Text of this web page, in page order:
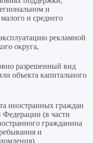
и
и среднего
рекламной
округа,
разрешенный вид
объекта капитального
иностранных граждан
Федерации (в части
гражданина
и